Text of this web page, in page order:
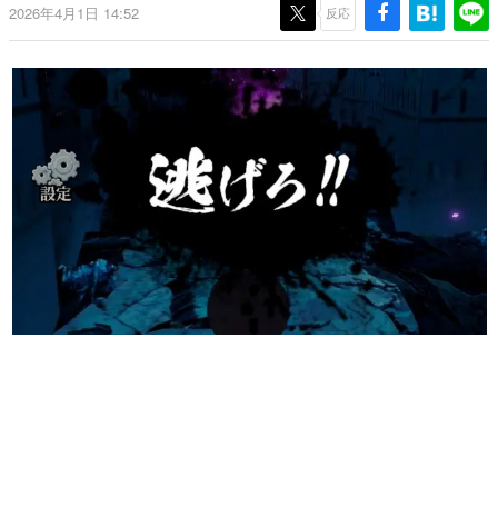
ゲーム世代の作家たち
ゲームに多大な影響を受けた作家さんに取材し、ゲームが
画です。
日本モバイルゲーム産業史
日本のモバイルゲーム史における主要なトピック・タイト
ルを網羅するほか、開発者へのインタビューや識者による
解説を掲載。約20年の歴史が一望できる決定版！
若ゲのいたり〜ゲームクリエイターの青春〜
『うつヌケ』『ペンと箸』等で知られるマンガ家・田中圭
一先生によるゲーム業界レポートマンガです。
なんでゲームは面白い？
ゲーム開発者・hamatsu氏がゲームの魅力を画面や操作の
具体的な形から解き明かしていく、硬派で骨太な評論連載
2026年4月1日 14:52 反応